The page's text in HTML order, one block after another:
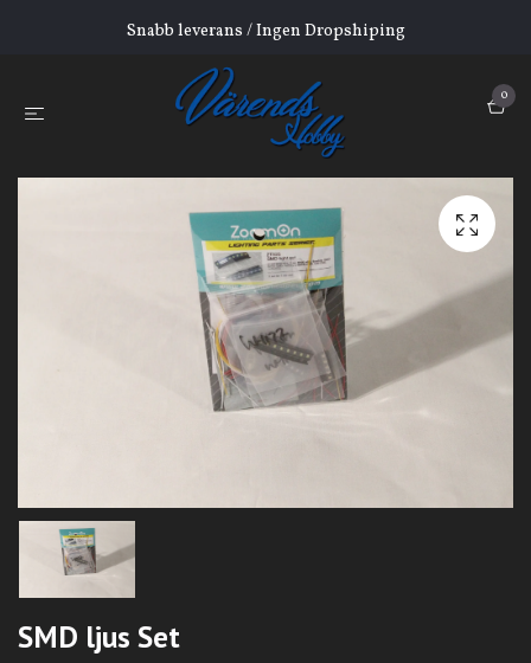
Snabb leverans / Ingen Dropshiping
0
SMD ljus Set